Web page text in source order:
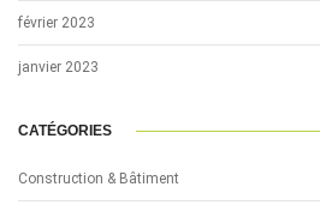
février 2023
janvier 2023
CATÉGORIES
Construction & Bâtiment